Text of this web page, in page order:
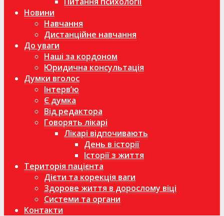
Новини
Навчання
Дистанційне навчання
До уваги
Наші за кордоном
Юридична консультація
Думки вголос
Інтерв’ю
Є думка
Від редактора
Говорять лікарі
Лікарі відпочивають
День в історії
Історії з життя
Територія пацієнта
Дієти та корекція ваги
Здорове життя в дорослому віці
Системи та органи
Контакти